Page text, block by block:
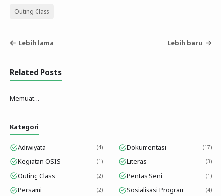
Outing Class
Lebih lama Lebih baru
Related Posts
Memuat…
Kategori
Adiwiyata 4 Dokumentasi 17
Kegiatan OSIS 1 Literasi 3
Outing Class 2 Pentas Seni 1
Persami 2 Sosialisasi Program 4